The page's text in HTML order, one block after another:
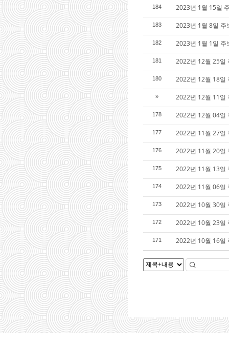
184 2023년 1월 15일
183 2023년 1월 8일 주
182 2023년 1월 1일 주
181 2022년 12월 25일
180 2022년 12월 18일
» 2022년 12월 11일
178 2022년 12월 04일
177 2022년 11월 27일
176 2022년 11월 20일
175 2022년 11월 13일
174 2022년 11월 06일
173 2022년 10월 30일
172 2022년 10월 23일
171 2022년 10월 16일